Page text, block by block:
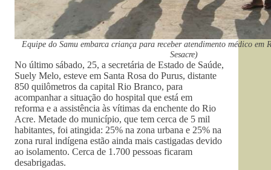
Equipe do Samu embarca criança para receber atendimento médico em
Sesacre)
No último sábado, 25, a secretária de Estado de Saúde,
Suely Melo, esteve em Santa Rosa do Purus, distante
850 quilômetros da capital Rio Branco, para
acompanhar a situação do hospital que está em
reforma e a assistência às vítimas da enchente do Rio
Acre. Metade do município, que tem cerca de 5 mil
habitantes, foi atingida: 25% na zona urbana e 25% na
zona rural indígena estão ainda mais castigadas devido
ao isolamento. Cerca de 1.700 pessoas ficaram
desabrigadas.